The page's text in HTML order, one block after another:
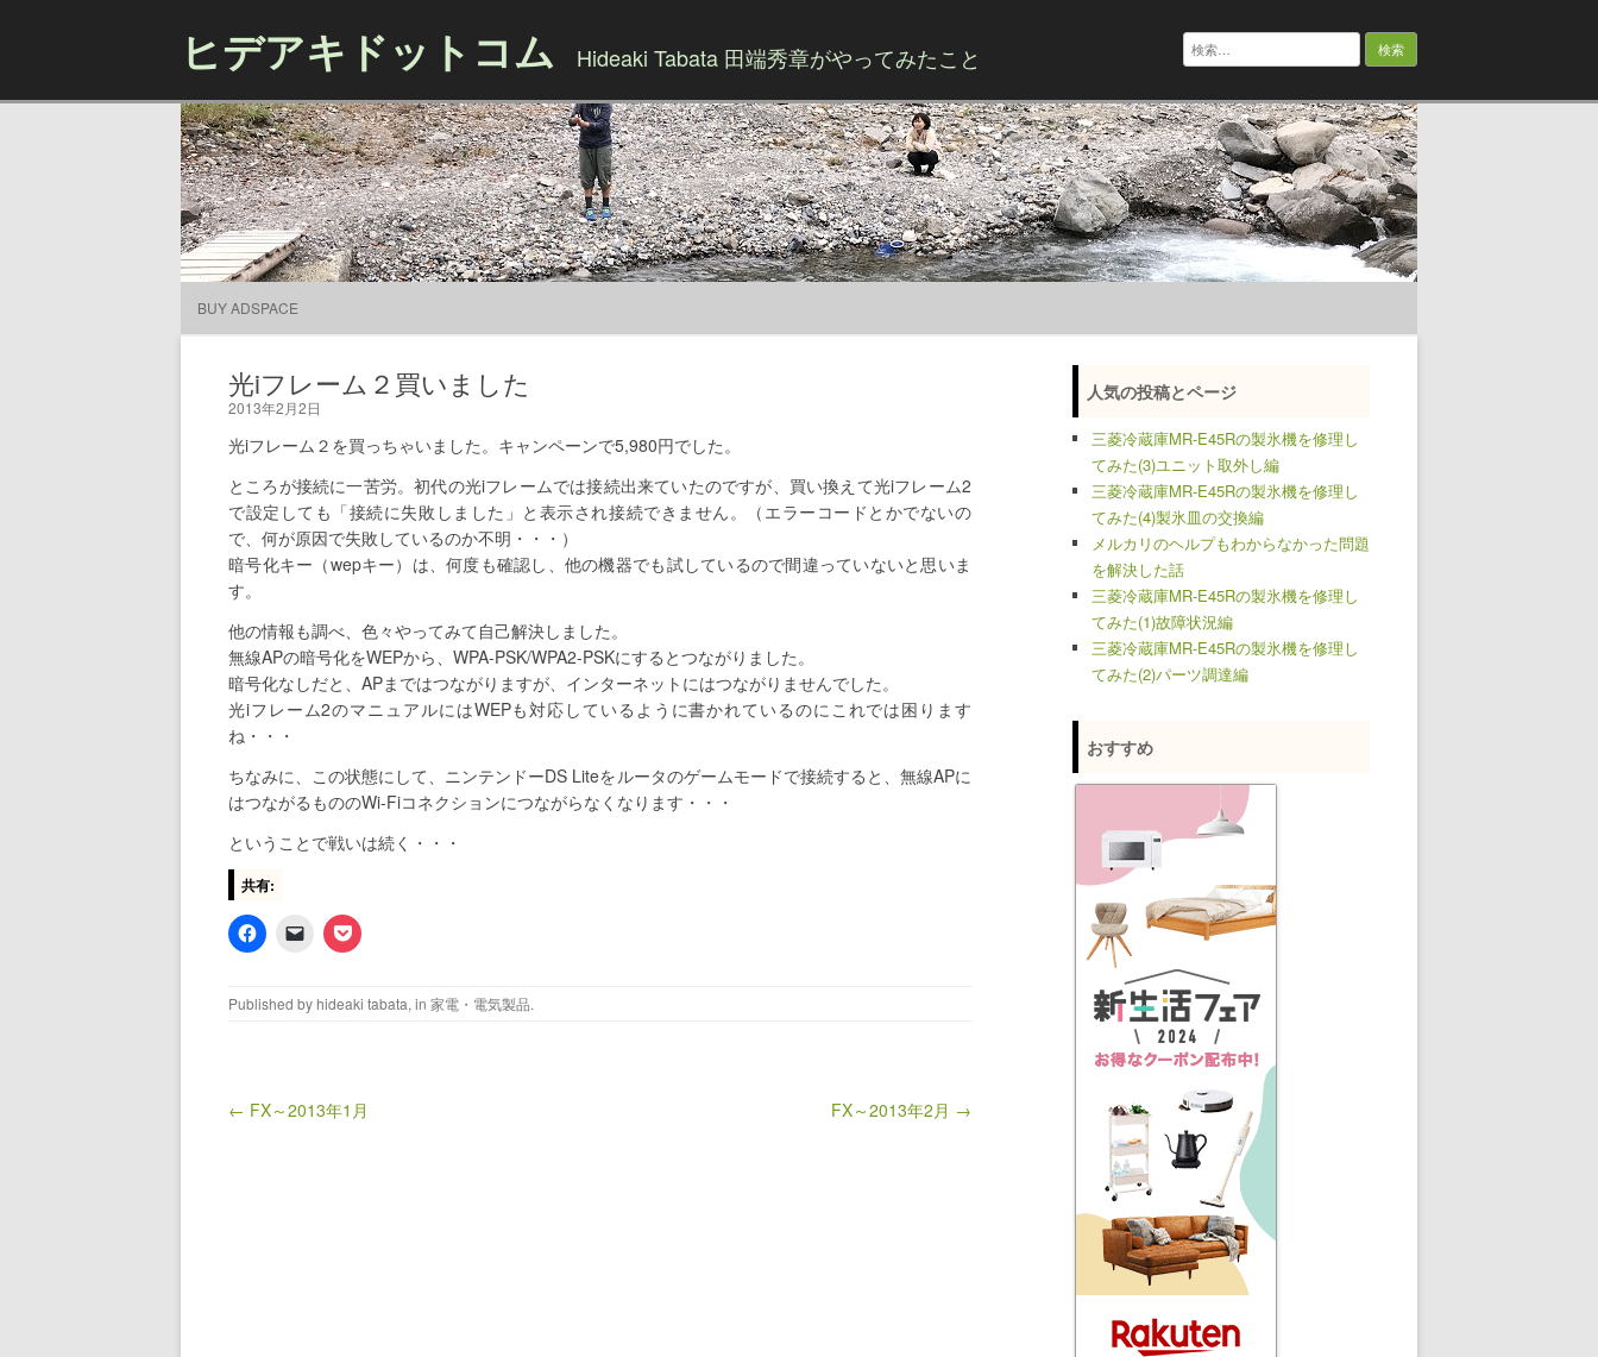
ヒデアキドットコム Hideaki Tabata 田端秀章がやってみたこと
検
索:
BUY ADSPACE
光iフレーム２買いました
2013年2月2日
光iフレーム２を買っちゃいました。キャンペーンで5,980円でした。
ところが接続に一苦労。初代の光iフレームでは接続出来ていたのですが、買い換えて光iフレーム2
で設定しても「接続に失敗しました」と表示され接続できません。（エラーコードとかでないの
で、何が原因で失敗しているのか不明・・・）
暗号化キー（wepキー）は、何度も確認し、他の機器でも試しているので間違っていないと思いま
す。
他の情報も調べ、色々やってみて自己解決しました。
無線APの暗号化をWEPから、WPA-PSK/WPA2-PSKにするとつながりました。
暗号化なしだと、APまではつながりますが、インターネットにはつながりませんでした。
光iフレーム2のマニュアルにはWEPも対応しているように書かれているのにこれでは困ります
ね・・・
ちなみに、この状態にして、ニンテンドーDS Liteをルータのゲームモードで接続すると、無線APに
はつながるもののWi-Fiコネクションにつながらなくなります・・・
ということで戦いは続く・・・
共有:
Published by hideaki tabata, in 家電・電気製品.
Post navigation
← FX～2013年1月 FX～2013年2月 →
人気の投稿とページ
三菱冷蔵庫MR-E45Rの製氷機を修理し
てみた(3)ユニット取外し編
三菱冷蔵庫MR-E45Rの製氷機を修理し
てみた(4)製氷皿の交換編
メルカリのヘルプもわからなかった問題
を解決した話
三菱冷蔵庫MR-E45Rの製氷機を修理し
てみた(1)故障状況編
三菱冷蔵庫MR-E45Rの製氷機を修理し
てみた(2)パーツ調達編
おすすめ